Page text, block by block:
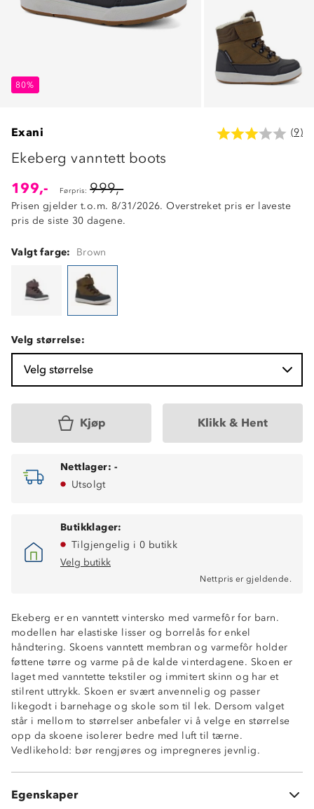
80% 80%
80%
Exani (9)
Ekeberg vanntett boots
199,-
Førpris: 999,-
Prisen gjelder t.o.m. 8/31/2026. Overstreket pris er laveste
pris de siste 30 dagene.
Valgt farge: Brown
Velg størrelse:
Velg størrelse
Kjøp Klikk & Hent
Nettlager: -
Utsolgt
Butikklager:
Tilgjengelig i 0 butikk
Velg butikk
Nettpris er gjeldende.
Ekeberg er en vanntett vintersko med varmefôr for barn.
modellen har elastiske lisser og borrelås for enkel
håndtering. Skoens vanntett membran og varmefôr holder
føttene tørre og varme på de kalde vinterdagene. Skoen er
laget med vanntette tekstiler og immitert skinn og har et
stilrent uttrykk. Skoen er svært anvennelig og passer
likegodt i barnehage og skole som til lek. Dersom valget
står i mellom to størrelser anbefaler vi å velge en størrelse
opp da skoene isolerer bedre med luft til tærne.
Vedlikehold: bør rengjøres og impregneres jevnlig.
Egenskaper
Vanntett membran
Varmefôr for ekstra isolering
Tekstil og syntetisk skinn